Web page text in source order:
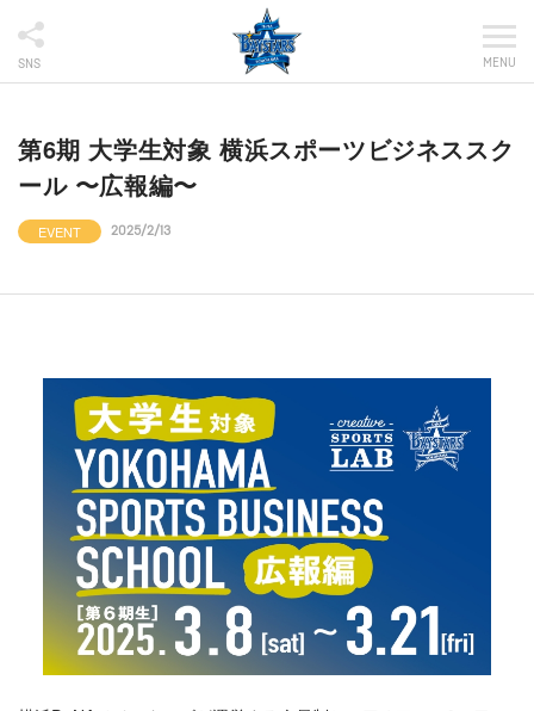
SNS MENU
第6期 大学生対象 横浜スポーツビジネススク
ール 〜広報編〜
EVENT 2025/2/13